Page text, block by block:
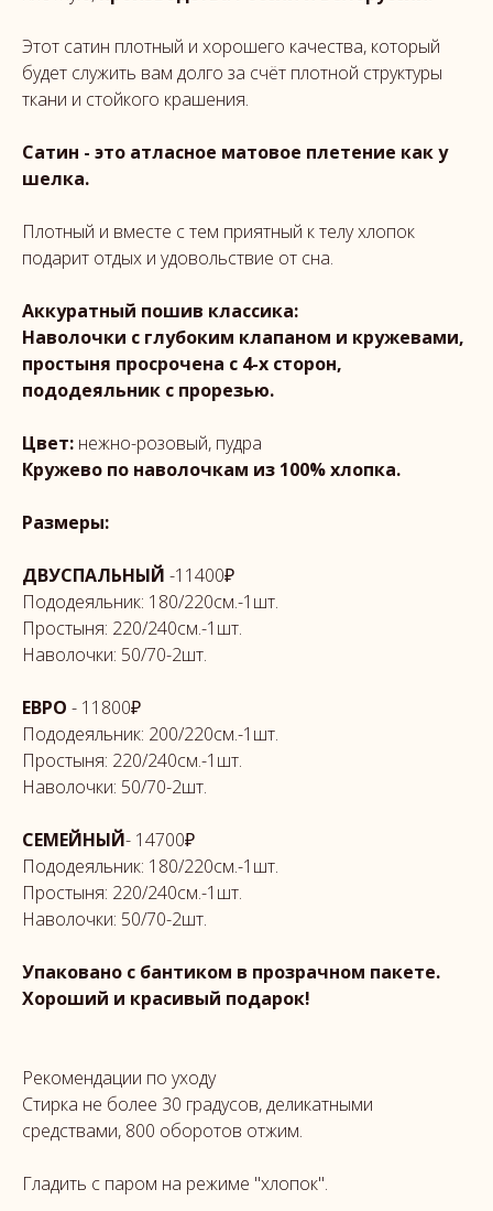
Этот сатин плотный и хорошего качества, который
будет служить вам долго за счёт плотной структуры
ткани и стойкого крашения.
Сатин - это атласное матовое плетение как у
шелка.
Плотный и вместе с тем приятный к телу хлопок
подарит отдых и удовольствие от сна.
Аккуратный пошив классика:
Наволочки с глубоким клапаном и кружевами,
простыня просрочена с 4-х сторон,
пододеяльник с прорезью.
Цвет: нежно-розовый, пудра
Кружево по наволочкам из 100% хлопка.
Размеры:
ДВУСПАЛЬНЫЙ -11400₽
Пододеяльник: 180/220см.-1шт.
Простыня: 220/240см.-1шт.
Наволочки: 50/70-2шт.
ЕВРО - 11800₽
Пододеяльник: 200/220см.-1шт.
Простыня: 220/240см.-1шт.
Наволочки: 50/70-2шт.
СЕМЕЙНЫЙ- 14700₽
Пододеяльник: 180/220см.-1шт.
Простыня: 220/240см.-1шт.
Наволочки: 50/70-2шт.
Упаковано с бантиком в прозрачном пакете.
Хороший и красивый подарок!
Рекомендации по уходу
Стирка не более 30 градусов, деликатными
средствами, 800 оборотов отжим.
Гладить с паром на режиме "хлопок".